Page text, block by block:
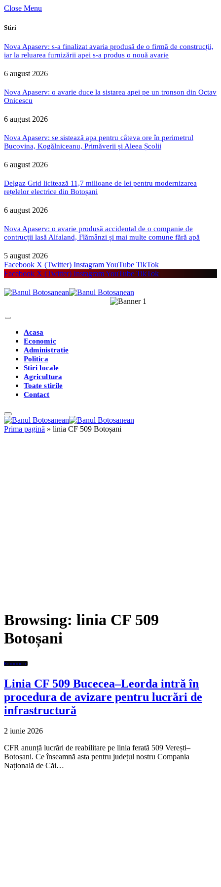
Close Menu
Stiri
Nova Apaserv: s-a finalizat avaria produsă de o firmă de construcții,
iar la reluarea furnizării apei s-a produs o nouă avarie
6 august 2026
Nova Apaserv: o avarie duce la sistarea apei pe un tronson din Octav
Onicescu
6 august 2026
Nova Apaserv: se sistează apa pentru câteva ore în perimetrul
Bucovina, Kogălniceanu, Primăverii și Aleea Școlii
6 august 2026
Delgaz Grid licitează 11,7 milioane de lei pentru modernizarea
rețelelor electrice din Botoșani
6 august 2026
Nova Apaserv: o avarie produsă accidental de o companie de
contrucții lasă Alfaland, Flămânzi și mai multe comune fără apă
5 august 2026
Facebook X (Twitter) InstagramYouTube TikTok
Facebook X (Twitter) InstagramYouTube TikTok
Acasa
Economic
Administratie
Politica
Stiri locale
Agricultura
Toate stirile
Contact
Prima pagină » linia CF 509 Botoșani
Browsing: linia CF 509
Botoșani
Economic
Linia CF 509 Bucecea–Leorda intră în
procedura de avizare pentru lucrări de
infrastructură
2 iunie 2026
CFR anunță lucrări de reabilitare pe linia ferată 509 Verești–
Botoșani. Ce înseamnă asta pentru județul nostru Compania
Națională de Căi…